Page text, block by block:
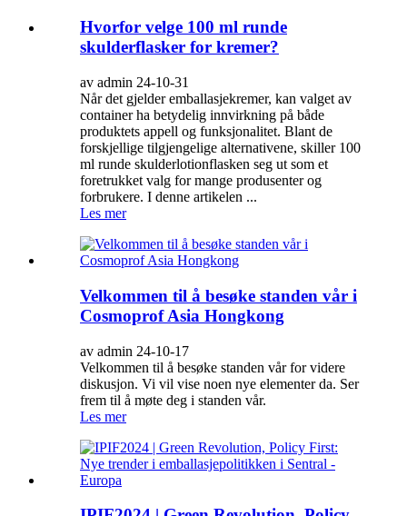
Hvorfor velge 100 ml runde
skulderflasker for kremer?
av admin 24-10-31
Når det gjelder emballasjekremer, kan valget av
container ha betydelig innvirkning på både
produktets appell og funksjonalitet. Blant de
forskjellige tilgjengelige alternativene, skiller 100
ml runde skulderlotionflasken seg ut som et
foretrukket valg for mange produsenter og
forbrukere. I denne artikelen ...
Les mer
Velkommen til å besøke standen vår i
Cosmoprof Asia Hongkong
av admin 24-10-17
Velkommen til å besøke standen vår for videre
diskusjon. Vi vil vise noen nye elementer da. Ser
frem til å møte deg i standen vår.
Les mer